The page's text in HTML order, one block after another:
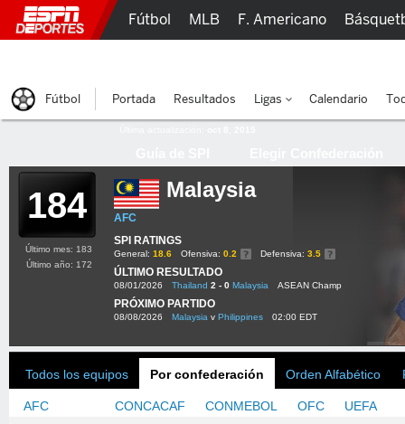
184 Malaysia
AFC
SPI RATINGS
General: 18.6 Ofensiva: 0.2 Defensiva: 3.5
ÚLTIMO RESULTADO
08/01/2026 Thailand 2 - 0 Malaysia ASEAN Champ
PRÓXIMO PARTIDO
08/08/2026 Malaysia v Philippines 02:00 EDT
Último mes: 183
Último año: 172
Todos los equipos Por confederación Orden Alfabético
AFC CONCACAF CONMEBOL OFC UEFA
Fútbol MLB F. Americano
Fútbol Portada Resultados Ligas Calendario